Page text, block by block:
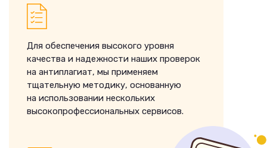
Для обеспечения высокого уровня
качества и надежности наших проверок
на антиплагиат, мы применяем
тщательную методику, основанную
на использовании нескольких
высокопрофессиональных сервисов.